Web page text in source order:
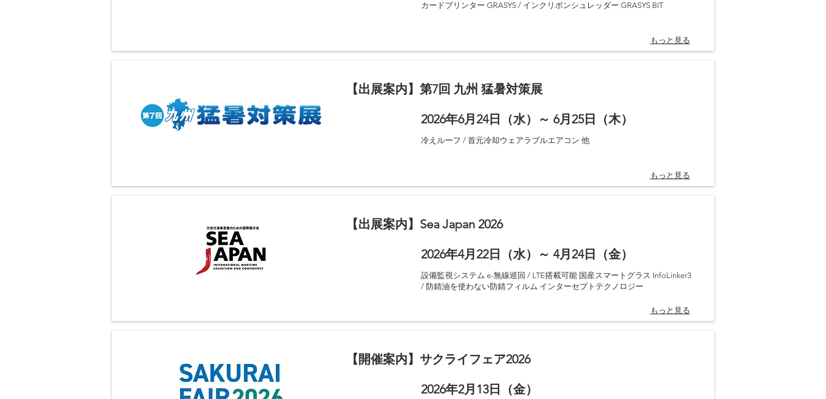
カードプリンター GRASYS / インクリボンシュレッダー GRASYS BIT
もっと見る
【出展案内】第7回 九州 猛暑対策展
2026年6月24日（水）～ 6月25日（木）
冷えルーフ / 首元冷却ウェアラブルエアコン 他
もっと見る
【出展案内】Sea Japan 2026
2026年4月22日（水）～ 4月24日（金）
設備監視システム e-無線巡回 / LTE搭載可能 国産スマートグラス InfoLinker3
/ 防錆油を使わない防錆フィルム インターセプトテクノロジー
もっと見る
【開催案内】サクライフェア2026
2026年2月13日（金）